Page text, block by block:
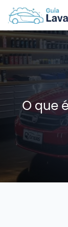
O que